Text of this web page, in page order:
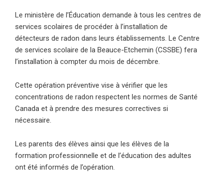
Le ministère de l’Éducation demande à tous les centres de
services scolaires de procéder à l’installation de
détecteurs de radon dans leurs établissements. Le Centre
de services scolaire de la Beauce-Etchemin (CSSBE) fera
l’installation à compter du mois de décembre.
Cette opération préventive vise à vérifier que les
concentrations de radon respectent les normes de Santé
Canada et à prendre des mesures correctives si
nécessaire.
Les parents des élèves ainsi que les élèves de la
formation professionnelle et de l’éducation des adultes
ont été informés de l’opération.